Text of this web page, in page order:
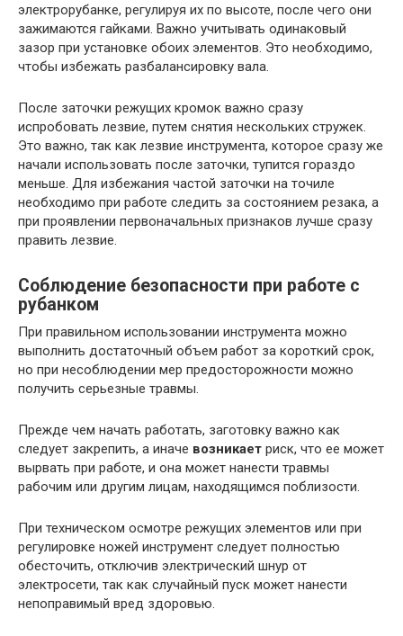
электрорубанке, регулируя их по высоте, после чего они
зажимаются гайками. Важно учитывать одинаковый
зазор при установке обоих элементов. Это необходимо,
чтобы избежать разбалансировку вала.
После заточки режущих кромок важно сразу
испробовать лезвие, путем снятия нескольких стружек.
Это важно, так как лезвие инструмента, которое сразу же
начали использовать после заточки, тупится гораздо
меньше. Для избежания частой заточки на точиле
необходимо при работе следить за состоянием резака, а
при проявлении первоначальных признаков лучше сразу
править лезвие.
Соблюдение безопасности при работе с
рубанком
При правильном использовании инструмента можно
выполнить достаточный объем работ за короткий срок,
но при несоблюдении мер предосторожности можно
получить серьезные травмы.
Прежде чем начать работать, заготовку важно как
следует закрепить, а иначе возникает риск, что ее может
вырвать при работе, и она может нанести травмы
рабочим или другим лицам, находящимся поблизости.
При техническом осмотре режущих элементов или при
регулировке ножей инструмент следует полностью
обесточить, отключив электрический шнур от
электросети, так как случайный пуск может нанести
непоправимый вред здоровью.